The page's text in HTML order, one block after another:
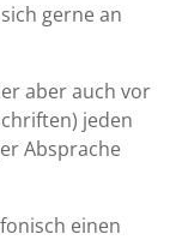
gerne an
aber auch vor
jeden
Absprache
einen